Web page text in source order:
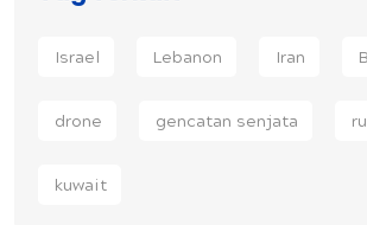
Israel Lebanon Iran
drone gencatan senjata
kuwait